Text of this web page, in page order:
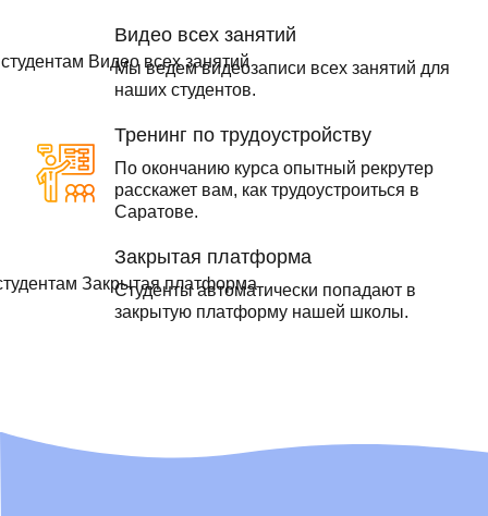
Видео всех занятий
Мы ведем видеозаписи всех занятий для
наших студентов.
Тренинг по трудоустройству
По окончанию курса опытный рекрутер
расскажет вам, как трудоустроиться в
Саратове.
Закрытая платформа
Студенты автоматически попадают в
закрытую платформу нашей школы.